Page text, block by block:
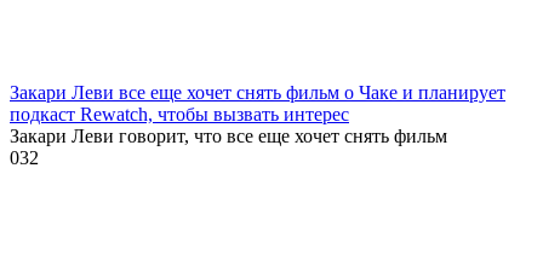
Закари Леви все еще хочет снять фильм о Чаке и планирует
подкаст Rewatch, чтобы вызвать интерес
Закари Леви говорит, что все еще хочет снять фильм
032